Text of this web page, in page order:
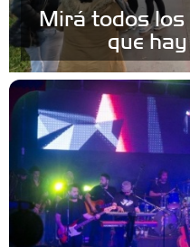
Mirá todos
que